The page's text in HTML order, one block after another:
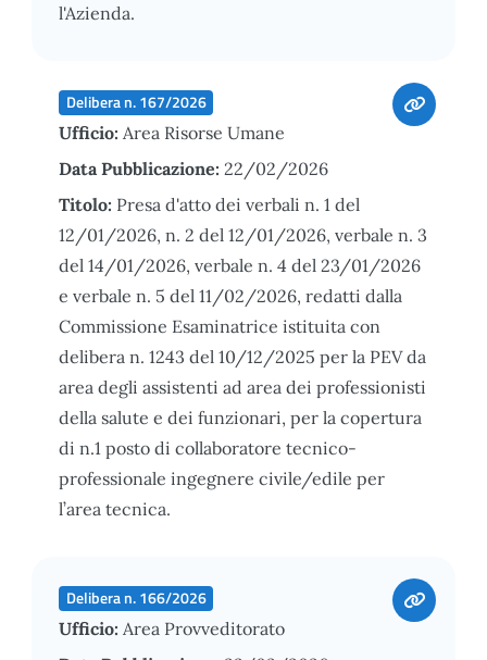
l'Azienda.
Delibera n. 167/2026
Ufficio: Area Risorse Umane
Data Pubblicazione: 22/02/2026
Titolo: Presa d'atto dei verbali n. 1 del
12/01/2026, n. 2 del 12/01/2026, verbale n. 3
del 14/01/2026, verbale n. 4 del 23/01/2026
e verbale n. 5 del 11/02/2026, redatti dalla
Commissione Esaminatrice istituita con
delibera n. 1243 del 10/12/2025 per la PEV da
area degli assistenti ad area dei professionisti
della salute e dei funzionari, per la copertura
di n.1 posto di collaboratore tecnico-
professionale ingegnere civile/edile per
l’area tecnica.
Delibera n. 166/2026
Ufficio: Area Provveditorato